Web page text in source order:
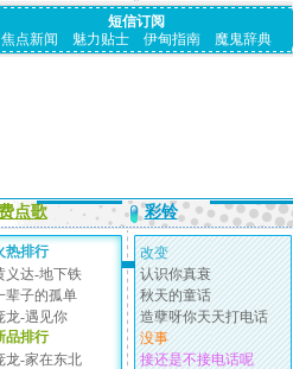
短信订阅
焦点新闻
魅力贴士 伊甸指南 魔鬼辞典